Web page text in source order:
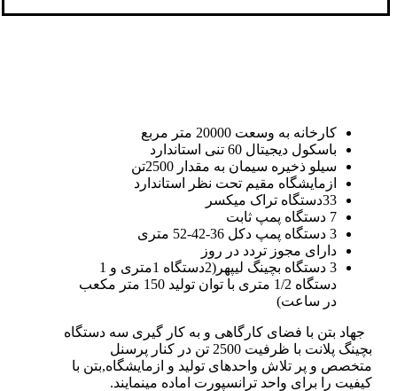
کارخانه به وسعت 20000 متر مربع
باسکول دیجیتال 60 تنی استاندارد
سیلو ذخیره سیمان به مقدار 2500تن
ازمایشگاه مقیم تحت نظر استاندارد
33دستگاه تراک میکسر
7 دستگاه پمپ ثابت
3 دستگاه پمپ دکل 36-42-52 متری
دارای مجوز تردد در روز
3 دستگاه بچینگ لیپهر(2دستگاه 1متری و 1
دستگاه 1/2 متری با توان تولید 150 متر مکعب
در ساعت)
جهاد بتن با فضای کارگاهی و به کار گیری سه دستگاه
بچینگ پلانت با ظرفیت 2500 تن در کنار پرسنل
متخصص و پر تلاش واحدهای تولید و ازمایشگاه,بتن با
کیفیت را برای واحد ترانسپورت اماده مینمایند.